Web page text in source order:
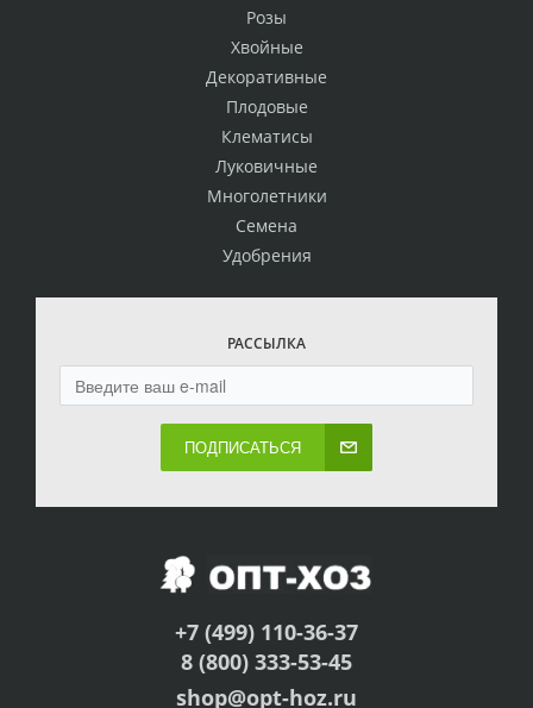
Розы
Хвойные
Декоративные
Плодовые
Клематисы
Луковичные
Многолетники
Семена
Удобрения
РАССЫЛКА
ПОДПИСАТЬСЯ
+7 (499) 110-36-37
8 (800) 333-53-45
shop@opt-hoz.ru